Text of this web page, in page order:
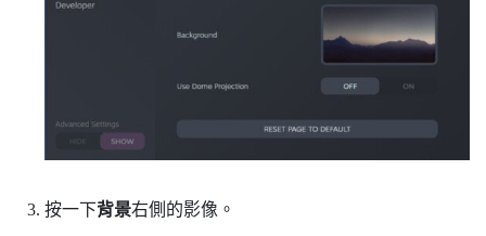
按一下背景右側的影像。